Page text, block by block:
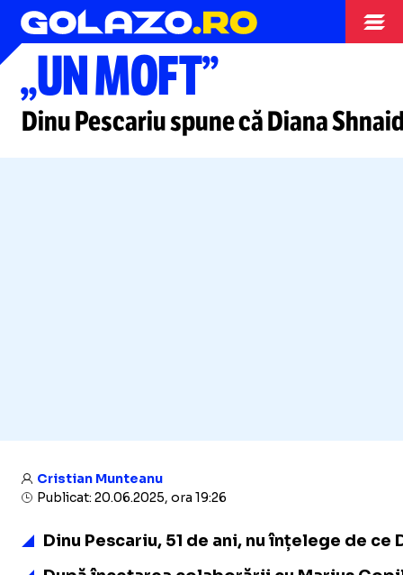
Tenis
„UN MOFT”
Dinu Pescariu spune că Diana
Cristian Munteanu
Publicat: 20.06.2025, ora 19:26
Dinu Pescariu, 51 de ani, nu înțelege de